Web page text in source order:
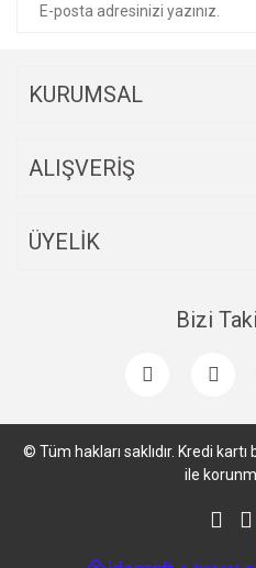
KURUMSAL
ALIŞVERİŞ
ÜYELİK
Bizi
© Tüm hakları saklıdır. Kredi
ile